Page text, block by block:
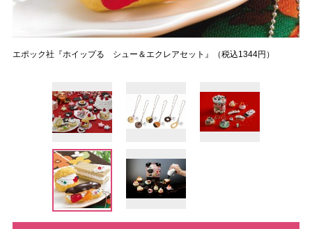
エポック社『ホイップる シュー＆エクレアセット』（税込1344円）